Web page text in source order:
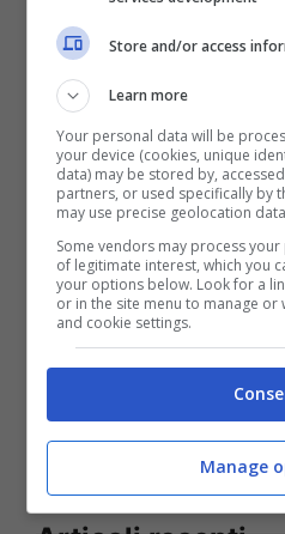
detenzione di arma
sinergia con la Procura
disposta
Store and/or access
Learn more
Your personal data will be
your device (cookies, unique
data) may be stored by,
partners, or used specifically by
may use precise geolocation
Some vendors may process
of legitimate interest, which you
your options below. Look for a
or in the site menu to manage
and cookie settings.
Manage